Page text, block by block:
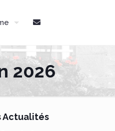
2026
Actualités